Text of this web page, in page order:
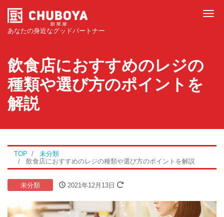
あなたの身近なグッドパートナー
飲食店におすすめのレジの
種類や選び方のポイントを
解説
TOP
未分類
飲食店におすすめのレジの種類や選び方のポイントを解説
未分類 2021年12月13日